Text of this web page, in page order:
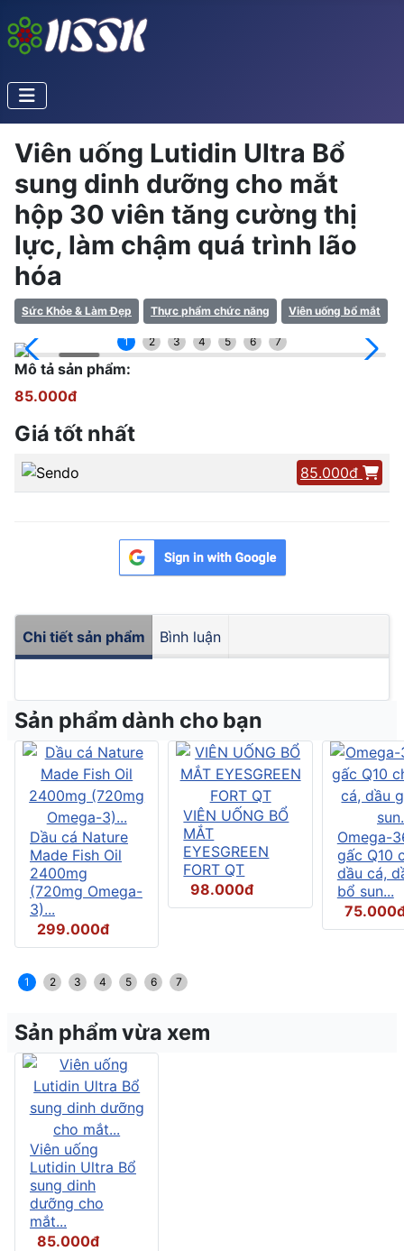
Viên uống Lutidin Ultra Bổ
sung dinh dưỡng cho mắt
hộp 30 viên tăng cường thị
lực, làm chậm quá trình lão
hóa
Sức Khỏe & Làm Đẹp Thực phẩm chức năng Viên uống bổ mắt
1 2 3 4 5 6 7
Mô tả sản phẩm:
85.000đ
Giá tốt nhất
85.000đ
Chi tiết sản phẩm Bình luận
Sản phẩm dành cho bạn
Dầu cá Nature
Made Fish Oil
2400mg
(720mg Omega-
3)...
299.000đ
VIÊN UỐNG BỔ
MẮT
EYESGREEN
FORT QT
98.000đ
Omega-
gấc Q10
dầu cá,
bổ sun...
1 2 3 4 5 6 7
Sản phẩm vừa xem
Viên uống
Lutidin Ultra Bổ
sung dinh
dưỡng cho
mắt...
85.000đ